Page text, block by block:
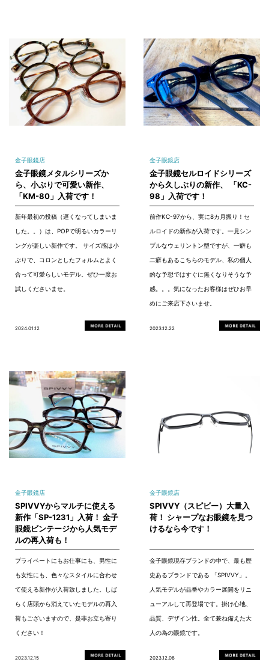
金子眼鏡店
金子眼鏡メタルシリーズか
ら、小ぶりで可愛い新作、
「KM-80」入荷です！
新年最初の投稿（遅くなってしまいま
した。。）は、POPで明るいカラーリ
ングが楽しい新作です。 サイズ感は小
ぶりで、コロンとしたフォルムとよく
合って可愛らしいモデル。ぜひ一度お
試しくださいませ。
2024.01.12
金子眼鏡店
金子眼鏡セルロイドシリーズ
から久しぶりの新作、 「KC-
98」入荷です！
前作KC-97から、実に8カ月振り！セ
ルロイドの新作が入荷です。一見シン
プルなウェリントン型ですが、一癖も
二癖もあるこちらのモデル、私の個人
的な予想ではすぐに無くなりそうな予
感。。。気になったお客様はぜひお早
めにご来店下さいませ。
2023.12.22
金子眼鏡店
SPIVVYからマルチに使える
新作「SP-1231」入荷！ 金子
眼鏡ビンテージから人気モデ
ルの再入荷も！
プライベートにもお仕事にも、男性に
も女性にも、色々なスタイルに合わせ
て使える新作が入荷致しました。しば
らく店頭から消えていたモデルの再入
荷もございますので、是非お立ち寄り
ください！
2023.12.15
金子眼鏡店
SPIVVY（スピビー）大量入
荷！ シャープなお眼鏡を見つ
けるなら今です！
金子眼鏡現存ブランドの中で、最も歴
史あるブランドである 「SPIVVY」。
人気モデルが品番やカラー展開をリニ
ューアルして再登場です。掛け心地、
品質、デザイン性。全て兼ね備えた大
人の為の眼鏡です。
2023.12.08